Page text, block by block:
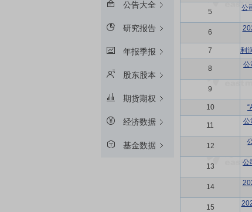
公告大全
研究报告
年报季报
股东股本
期货期权
经济数据
基金数据
5
公
6
7 利
8
公
9
10
11
公
12
13
公
14
15